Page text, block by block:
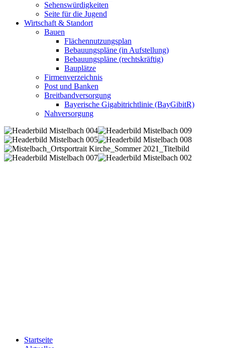
Sehenswürdigkeiten
Seite für die Jugend
Wirtschaft & Standort
Bauen
Flächennutzungsplan
Bebauungspläne (in Aufstellung)
Bebauungspläne (rechtskräftig)
Bauplätze
Firmenverzeichnis
Post und Banken
Breitbandversorgung
Bayerische Gigabitrichtlinie (BayGibitR)
Nahversorgung
Startseite